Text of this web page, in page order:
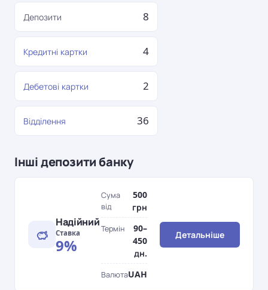
Депозити 8
Кредитні картки 4
Дебетові картки 2
Відділення 36
Інші депозити банку
Надійний
Ставка
9%
Сума
від
500
грн
Термін
90–
450
дн.
ВалютаUAH
Детальніше